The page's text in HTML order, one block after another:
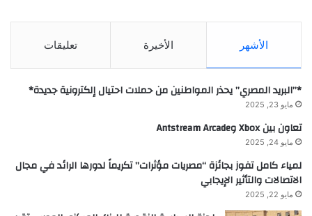
الأشهر الأخيرة تعليقات
*”البريد المصري” يحذر المواطنين من حملات احتيال إلكترونية جديدة*
مايو 23, 2025
تعاون بين Xbox وAntstream Arcade
مايو 24, 2025
لمياء كامل تفوز بجائزة “مصريات مؤثرات” تكريماً لدورها الرائد في مجال
الاتصالات والتأثير الإيجابي
مايو 22, 2025